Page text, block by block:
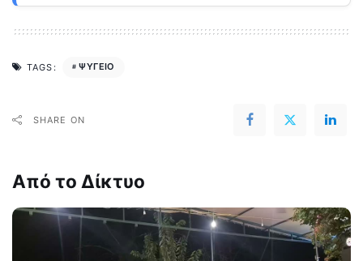
TAGS: ΨΥΓΕΙΟ
SHARE ON
Από το Δίκτυο